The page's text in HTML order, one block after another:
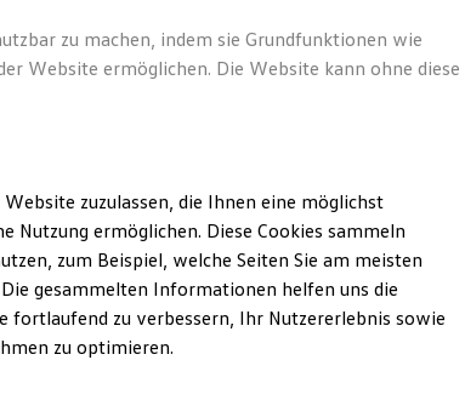
zu machen, indem sie Grundfunktionen wie
Website ermöglichen. Die Website kann ohne diese
zuzulassen, die Ihnen eine möglichst
Nutzung ermöglichen. Diese Cookies sammeln
zum Beispiel, welche Seiten Sie am meisten
gesammelten Informationen helfen uns die
fortlaufend zu verbessern, Ihr Nutzererlebnis sowie
zu optimieren.